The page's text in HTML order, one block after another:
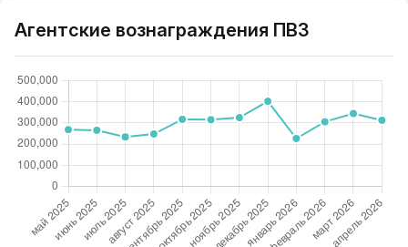
Агентские вознаграждения ПВЗ